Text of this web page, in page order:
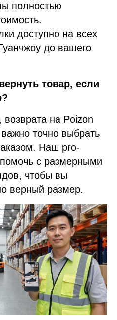
полностью
доступно на всех
до вашего
товар, если
на Poizon
точно выбрать
Наш pro-
помочь с размерными
чтобы вы
верный размер.